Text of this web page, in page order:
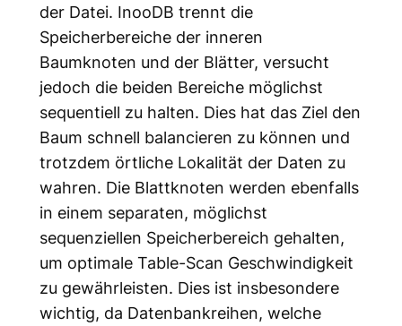
der Datei. InooDB trennt die
Speicherbereiche der inneren
Baumknoten und der Blätter, versucht
jedoch die beiden Bereiche möglichst
sequentiell zu halten. Dies hat das Ziel den
Baum schnell balancieren zu können und
trotzdem örtliche Lokalität der Daten zu
wahren. Die Blattknoten werden ebenfalls
in einem separaten, möglichst
sequenziellen Speicherbereich gehalten,
um optimale Table-Scan Geschwindigkeit
zu gewährleisten. Dies ist insbesondere
wichtig, da Datenbankreihen, welche